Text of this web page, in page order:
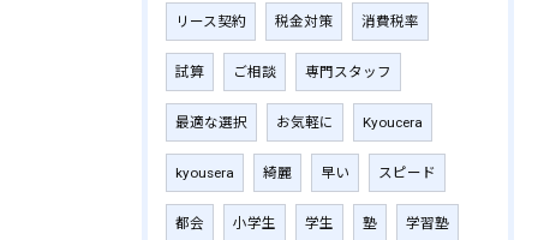
リース契約 税金対策 消費税率
試算 ご相談 専門スタッフ
最適な選択 お気軽に Kyoucera
kyousera 綺麗 早い スピード
都会 小学生 学生 塾 学習塾